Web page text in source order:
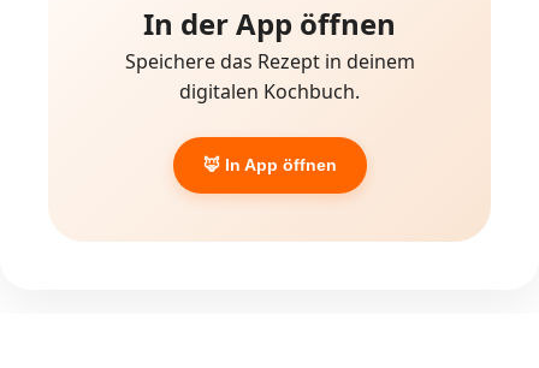
In der App öffnen
Speichere das Rezept in deinem
digitalen Kochbuch.
🦊 In App öffnen